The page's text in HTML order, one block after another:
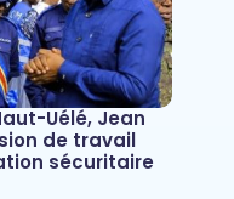
Uélé, Jean
de travail
sécuritaire